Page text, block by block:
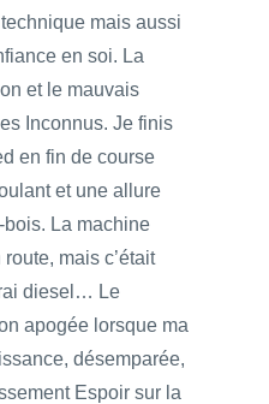
mais aussi
en soi. La
et le mauvais
Inconnus. Je finis
en fin de course
et une allure
La machine
mais c’était
diesel… Le
apogée lorsque ma
désemparée,
Espoir sur la